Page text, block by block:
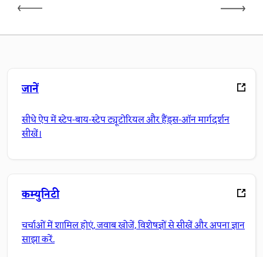
जानें
सीधे ऐप में स्टेप-बाय-स्टेप ट्यूटोरियल और हैंड्स-ऑन मार्गदर्शन
सीखें।
कम्युनिटी
चर्चाओं में शामिल होएं, जवाब खोजें, विशेषज्ञों से सीखें और अपना ज्ञान
साझा करें.